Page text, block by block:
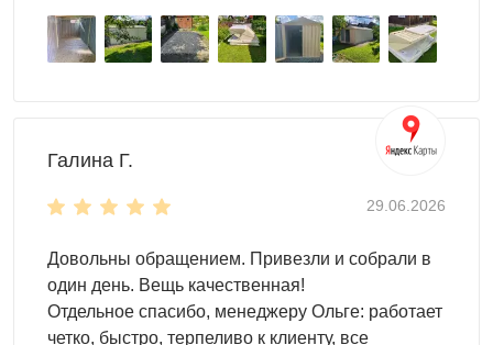
возможно благодаря дополнительным ребрам
жесткости, встроенным в контейнер.
садовый инвентарь
мебель
велосипеды и мототехнику
Хозблок подходит для любых целей! А современные
системы хранения
Галина Г.
29.06.2026
Довольны обращением. Привезли и собрали в
один день. Вещь качественная!
Отдельное спасибо, менеджеру Ольге: работает
четко, быстро, терпеливо к клиенту, все